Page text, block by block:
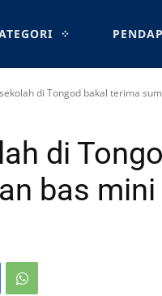
di Tongod bakal terima
di
bas mini